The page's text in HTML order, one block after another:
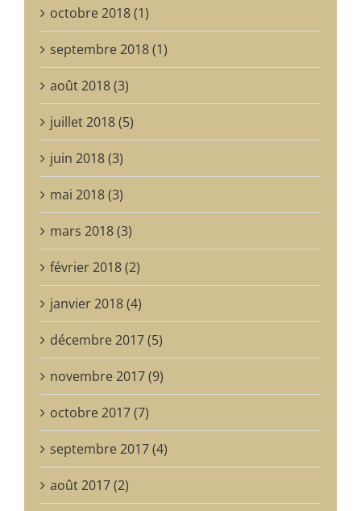
octobre 2018 (1)
septembre 2018 (1)
août 2018 (3)
juillet 2018 (5)
juin 2018 (3)
mai 2018 (3)
mars 2018 (3)
février 2018 (2)
janvier 2018 (4)
décembre 2017 (5)
novembre 2017 (9)
octobre 2017 (7)
septembre 2017 (4)
août 2017 (2)